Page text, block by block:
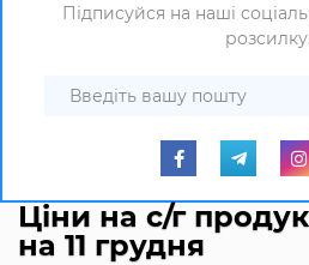
Підписуйся на наші
розсилку.
Ціни на с/г
на 11 грудня